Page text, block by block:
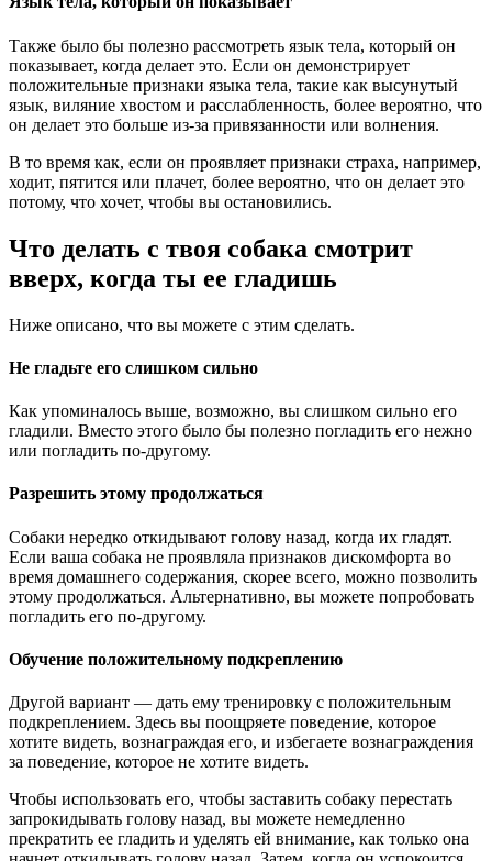
Также было бы полезно рассмотреть язык тела, который он
показывает, когда делает это. Если он демонстрирует
положительные признаки языка тела, такие как высунутый
язык, виляние хвостом и расслабленность, более вероятно, что
он делает это больше из-за привязанности или волнения.
В то время как, если он проявляет признаки страха, например,
ходит, пятится или плачет, более вероятно, что он делает это
потому, что хочет, чтобы вы остановились.
Что делать с твоя собака смотрит
вверх, когда ты ее гладишь
Ниже описано, что вы можете с этим сделать.
Не гладьте его слишком сильно
Как упоминалось выше, возможно, вы слишком сильно его
гладили. Вместо этого было бы полезно погладить его нежно
или погладить по-другому.
Разрешить этому продолжаться
Собаки нередко откидывают голову назад, когда их гладят.
Если ваша собака не проявляла признаков дискомфорта во
время домашнего содержания, скорее всего, можно позволить
этому продолжаться. Альтернативно, вы можете попробовать
погладить его по-другому.
Обучение положительному подкреплению
Другой вариант — дать ему тренировку с положительным
подкреплением. Здесь вы поощряете поведение, которое
хотите видеть, вознаграждая его, и избегаете вознаграждения
за поведение, которое не хотите видеть.
Чтобы использовать его, чтобы заставить собаку перестать
запрокидывать голову назад, вы можете немедленно
прекратить ее гладить и уделять ей внимание, как только она